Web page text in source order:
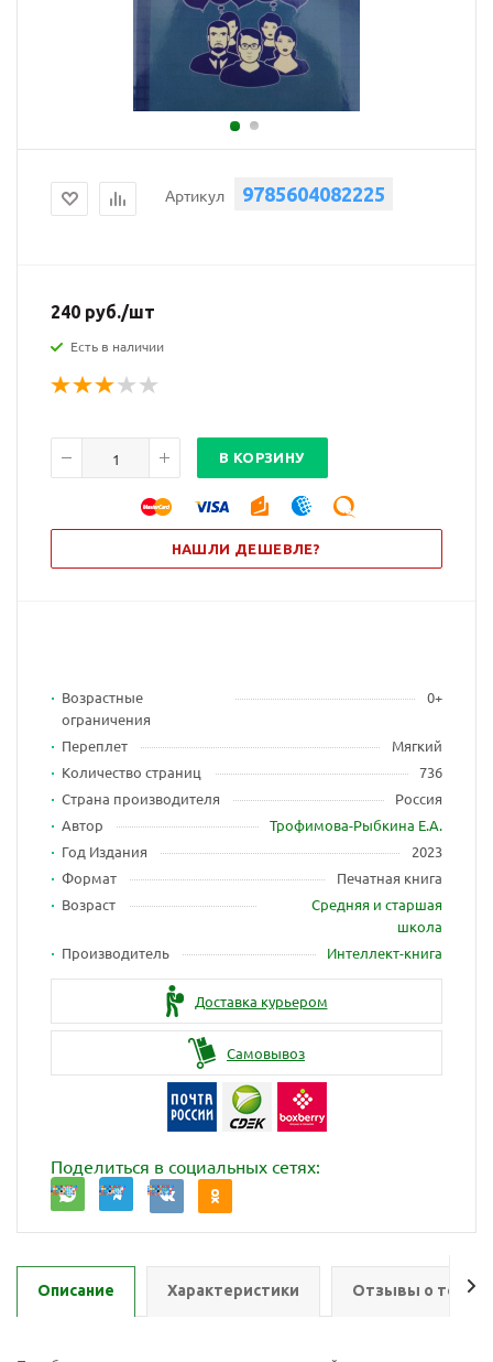
Артикул 9785604082225
240 руб./шт
Есть в наличии
В КОРЗИНУ
НАШЛИ ДЕШЕВЛЕ?
Возрастные
ограничения
0+
Переплет
Мягкий
Количество страниц
736
Страна производителя
Россия
Автор
Трофимова-Рыбкина Е.А.
Год Издания
2023
Формат
Печатная книга
Возраст
Средняя и старшая
школа
Производитель
Интеллект-книга
Доставка курьером
Самовывоз
Поделиться в социальных сетях:
Описание Характеристики Отзывы о